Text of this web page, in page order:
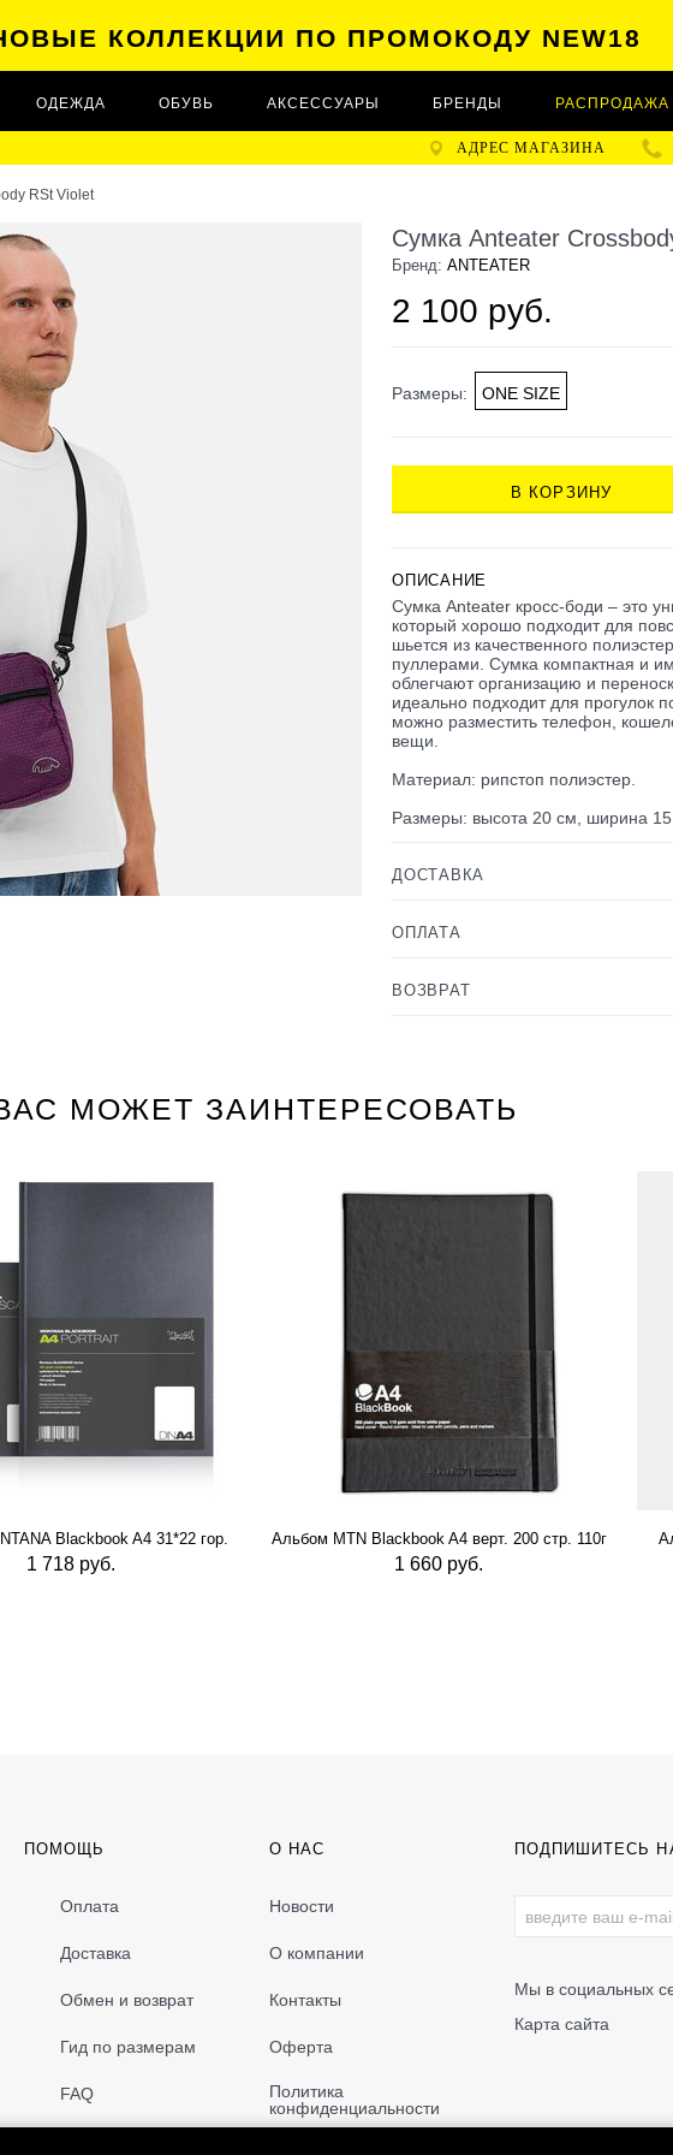
КОЛЛЕКЦИИ ПО ПРОМОКОДУ NEW18
АДРЕС МАГАЗИНА
ОДЕЖДА ОБУВЬ АКСЕССУАРЫ БРЕНДЫ РАСПРОДАЖА
RSt Violet
Сумка Anteater
Бренд: ANTEATER
2 100 руб.
Размеры: ONE SIZE
В КОРЗИНУ
ОПИСАНИЕ
Сумка Anteater кросс-боди – это
который хорошо подходит для
шьется из качественного
пуллерами. Сумка компактная и
облегчают организацию и
идеально подходит для прогулок
можно разместить телефон,
вещи.
Материал: рипстоп полиэстер.
Размеры: высота 20 см, ширина
ДОСТАВКА
ОПЛАТА
ВОЗВРАТ
МОЖЕТ ЗАИНТЕРЕСОВАТЬ
Blackbook A4 31*22 гор.
1 718 руб.
Альбом MTN Blackbook A4 верт. 200 стр. 110г
1 660 руб.
ПОМОЩЬ
Оплата
Доставка
Обмен и возврат
Гид по размерам
FAQ
О НАС
Новости
О компании
Контакты
Оферта
Политика
конфиденциальности
ПОДПИШИТЕСЬ
Мы в социальных
Карта сайта